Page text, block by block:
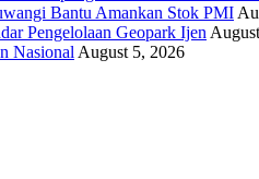
Bantu Amankan Stok PMI
Pengelolaan Geopark Ijen
Nasional August 5, 2026